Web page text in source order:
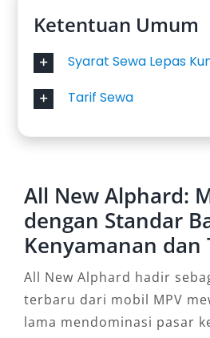
Ketentuan Umum
Syarat Sewa Lepas
Tarif Sewa
All New Alphard:
dengan Standar
Kenyamanan dan
All New Alphard hadir
terbaru dari mobil MPV
lama mendominasi pasar